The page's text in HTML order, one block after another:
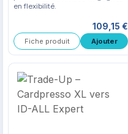
en flexibilité.
109,15 €
Fiche produit